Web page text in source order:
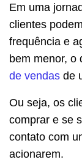
Em uma
clientes
frequência e
bem menor, o
de vendas de
Ou seja, os
comprar e se
contato com
acionarem.